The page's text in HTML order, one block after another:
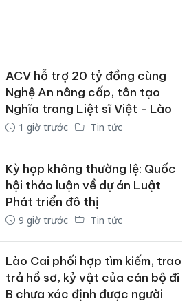
ACV hỗ trợ 20 tỷ đồng cùng
Nghệ An nâng cấp, tôn tạo
Nghĩa trang Liệt sĩ Việt - Lào
1 giờ trước Tin tức
Kỳ họp không thường lệ: Quốc
hội thảo luận về dự án Luật
Phát triển đô thị
9 giờ trước Tin tức
Lào Cai phối hợp tìm kiếm, trao
trả hồ sơ, kỷ vật của cán bộ đi
B chưa xác định được người